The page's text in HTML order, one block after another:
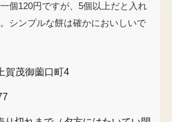
個120円ですが、5個以上だと入れ
シンプルな餅は確かにおいしいで
賀茂御薗口町4